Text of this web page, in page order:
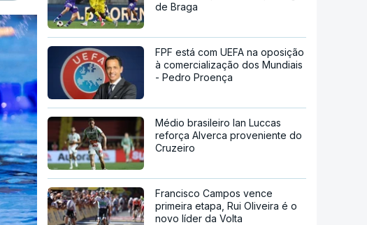
de Braga
FPF está com UEFA na oposição
à comercialização dos Mundiais
- Pedro Proença
Médio brasileiro Ian Luccas
reforça Alverca proveniente do
Cruzeiro
Francisco Campos vence
primeira etapa, Rui Oliveira é o
novo líder da Volta